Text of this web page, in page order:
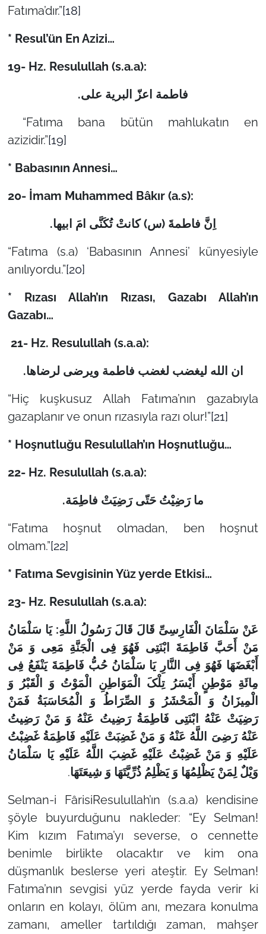
Fatıma’dır.”[18]
* Resul’ün En Azizi…
19- Hz. Resulullah (s.a.a):
فاطمة اعزّ البریة علی.
“Fatıma bana bütün mahlukatın en
azizidir.”[19]
* Babasının Annesi…
20- İmam Muhammed Bâkır (a.s):
اِنَّ فاطمةَ (س) کانتْ تُکَنَّی امَ ابیها.
“Fatıma (s.a) ‘Babasının Annesi’ künyesiyle
anılıyordu.”[20]
* Rızası Allah’ın Rızası, Gazabı Allah’ın
Gazabı…
21- Hz. Resulullah (s.a.a):
ان الله لیغضب لغضب فاطمة ویرضی لرضاها.
“Hiç kuşkusuz Allah Fatıma’nın gazabıyla
gazaplanır ve onun rızasıyla razı olur!”[21]
* Hoşnutluğu Resulullah’ın Hoşnutluğu…
22- Hz. Resulullah (s.a.a):
ما رَضِیْتُ حَتّى رَضِیَتْ فاطِمَة.
“Fatıma hoşnut olmadan, ben hoşnut
olmam.”[22]
* Fatıma Sevgisinin Yüz yerde Etkisi…
23- Hz. Resulullah (s.a.a):
عَنْ سَلْمَانَ الْفَارِسِیِّ قَالَ قَالَ رَسُولُ اللَّهِ: یَا سَلْمَانُ
مَنْ أَحَبَّ فَاطِمَةَ ابْنَتِی فَهُوَ فِی الْجَنَّةِ مَعِی وَ مَنْ
أَبْغَضَهَا فَهُوَ فِی النَّارِ یَا سَلْمَانُ حُبُّ فَاطِمَةَ یَنْفَعُ فِی
مِائَةِ مَوْطِنٍ أَیْسَرُ تِلْکَ الْمَوَاطِنِ الْمَوْتُ وَ الْقَبْرُ وَ
الْمِیزَانُ وَ الْمَحْشَرُ وَ الصِّرَاطُ وَ الْمُحَاسَبَةُ فَمَنْ
رَضِیَتْ عَنْهُ ابْنَتِی فَاطِمَةُ رَضِیتُ عَنْهُ وَ مَنْ رَضِیتُ
عَنْهُ رَضِیَ اللَّهُ عَنْهُ وَ مَنْ غَضِبَتْ عَلَیْهِ فَاطِمَةُ غَضِبْتُ
عَلَیْهِ وَ مَنْ غَضِبْتُ عَلَیْهِ غَضِبَ اللَّهُ عَلَیْهِ یَا سَلْمَانُ
وَیْلٌ لِمَنْ یَظْلِمُهَا وَ یَظْلِمُ‏ ذُرِّیَّتَهَا وَ شِیعَتَهَا.
Selman-i FârisiResulullah’ın (s.a.a) kendisine
şöyle buyurduğunu nakleder: “Ey Selman!
Kim kızım Fatıma’yı severse, o cennette
benimle birlikte olacaktır ve kim ona
düşmanlık beslerse yeri ateştir. Ey Selman!
Fatıma’nın sevgisi yüz yerde fayda verir ki
onların en kolayı, ölüm anı, mezara konulma
zamanı, ameller tartıldığı zaman, mahşer